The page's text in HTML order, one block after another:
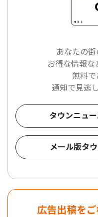
あなたの
お得な情報な
無料で
通知で見逃
タウンニュ
メール版タ
広告出稿を